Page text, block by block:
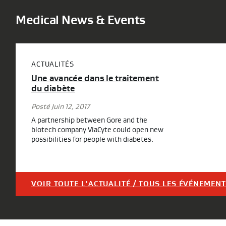
Medical News & Events
ACTUALITÉS
Une avancée dans le traitement
du diabète
Posté Juin 12, 2017
A partnership between Gore and the
biotech company ViaCyte could open new
possibilities for people with diabetes.
VOIR TOUTE L'ACTUALITÉ / TOUS LES